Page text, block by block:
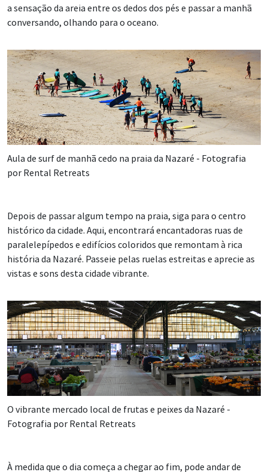
a sensação da areia entre os dedos dos pés e passar a manhã
conversando, olhando para o oceano.
Aula de surf de manhã cedo na praia da Nazaré - Fotografia
por Rental Retreats
Depois de passar algum tempo na praia, siga para o centro
histórico da cidade. Aqui, encontrará encantadoras ruas de
paralelepípedos e edifícios coloridos que remontam à rica
história da Nazaré. Passeie pelas ruelas estreitas e aprecie as
vistas e sons desta cidade vibrante.
O vibrante mercado local de frutas e peixes da Nazaré -
Fotografia por Rental Retreats
À medida que o dia começa a chegar ao fim, pode andar de